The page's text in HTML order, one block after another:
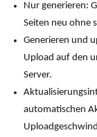
Nur generieren:
Seiten neu ohne
Generieren und
Upload auf den
Server.
automatischen